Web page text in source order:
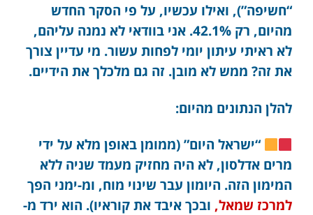
“חשיפה”), ואילו עכשיו, על פי הסקר החדש
מהיום, רק 42.1%. אני בוודאי לא נמנה עליהם,
לא ראיתי עיתון יומי לפחות עשור. מי עדיין צורך
את זה? ממש לא מובן. זה גם מלכלך את הידיים.
להלן הנתונים מהיום:
“ישראל היום” (ממומן באופן מלא על ידי
מרים אדלסון, לא היה מחזיק מעמד שניה ללא
המימון הזה. היומון עבר שינוי מוח, ומ-ימני הפך
למרכז שמאל, ובכך איבד את קוראיו). הוא ירד מ-